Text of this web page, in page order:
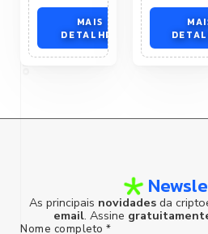
empresas de
tecnologia e
lideranças do
temas
inovação
financeira,
infraestrutura
MAIS
DETALHES
inovação
setor
o evento
As principais novidades da
email. Assine
Nome completo *